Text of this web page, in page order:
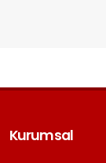
Kurumsal